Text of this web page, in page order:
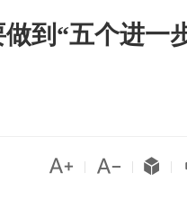
到“五个进一
  